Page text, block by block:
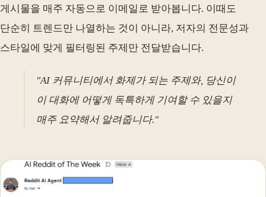
게시물을 매주 자동으로 이메일로 받아봅니다. 이때도
단순히 트렌드만 나열하는 것이 아니라, 저자의 전문성과
스타일에 맞게 필터링된 주제만 전달받습니다.
"AI 커뮤니티에서 화제가 되는 주제와, 당신이
이 대화에 어떻게 독특하게 기여할 수 있을지
매주 요약해서 알려줍니다."